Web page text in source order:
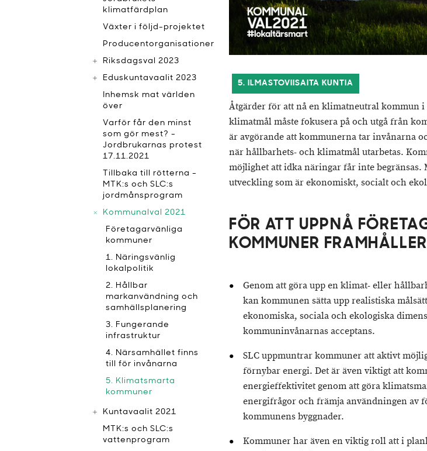
5. ILMASTOVIISAITA KUNTIA
Åtgärder för att nå en klimatneutral kommun
klimatmål måste fokusera på och utgå från
är avgörande att kommunerna tar invånarna
när hållbarhets- och klimatmål utarbetas.
möjlighet att idka näringar får inte begränsas.
utveckling som är ekonomiskt, socialt och
FÖR ATT UPPNÅ
KOMMUNER
Genom att göra upp en klimat- eller
kan kommunen sätta upp realistiska
ekonomiska, sociala och ekologiska
kommuninvånarnas acceptans.
SLC uppmuntrar kommuner att aktivt
förnybar energi. Det är även viktigt att
energieffektivitet genom att göra
energifrågor och främja användningen av
kommunens byggnader.
Kommuner har även en viktig roll att i
klimatfärdplan
Växter i följd-projektet
Producentorganisationer
Riksdagsval 2023
Eduskuntavaalit 2023
Inhemsk mat världen
över
Varför får den minst
som gör mest? -
Jordbrukarnas protest
17.11.2021
Tillbaka till rötterna -
MTK:s och SLC:s
jordmånsprogram
Kommunalval 2021
Företagarvänliga
kommuner
1. Näringsvänlig
lokalpolitik
2. Hållbar
markanvändning och
samhällsplanering
3. Fungerande
infrastruktur
4. Närsamhället finns
till för invånarna
5. Klimatsmarta
kommuner
Kuntavaalit 2021
MTK:s och SLC:s
vattenprogram